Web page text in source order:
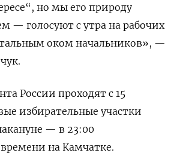
но мы его природу
— голосуют с утра на рабочих
оком начальников», —
России проходят с 15
избирательные участки
— в 23:00
на Камчатке.